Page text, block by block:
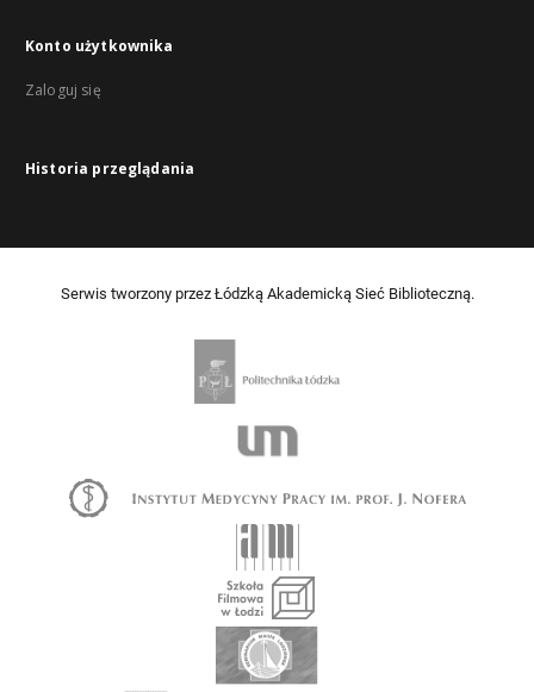
Konto użytkownika
Zaloguj się
Historia przeglądania
Serwis tworzony przez Łódzką Akademicką Sieć Biblioteczną.